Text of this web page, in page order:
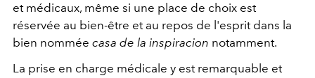
et médicaux, même si une place de choix est
réservée au bien-être et au repos de l'esprit dans la
bien nommée casa de la inspiracion notamment.
La prise en charge médicale y est remarquable et